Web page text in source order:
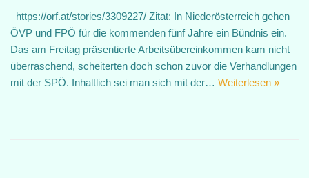
https://orf.at/stories/3309227/ Zitat: In Niederösterreich gehen
ÖVP und FPÖ für die kommenden fünf Jahre ein Bündnis ein.
Das am Freitag präsentierte Arbeitsübereinkommen kam nicht
überraschend, scheiterten doch schon zuvor die Verhandlungen
mit der SPÖ. Inhaltlich sei man sich mit der… Weiterlesen »